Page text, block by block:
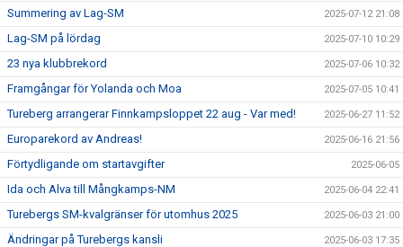
Summering av Lag-SM 2025-07-12 21:08
Lag-SM på lördag 2025-07-10 10:29
23 nya klubbrekord 2025-07-06 10:32
Framgångar för Yolanda och Moa 2025-07-05 10:41
Tureberg arrangerar Finnkampsloppet 22 aug - Var med! 2025-06-27 11:52
Europarekord av Andreas! 2025-06-16 21:56
Förtydligande om startavgifter 2025-06-05
Ida och Alva till Mångkamps-NM 2025-06-04 22:41
Turebergs SM-kvalgränser för utomhus 2025 2025-06-03 21:00
Ändringar på Turebergs kansli 2025-06-03 17:35